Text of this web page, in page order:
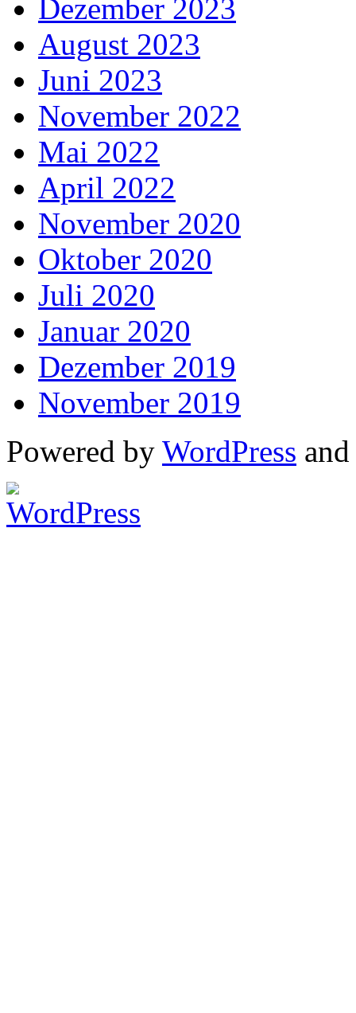
Dezember 2023
August 2023
Juni 2023
November 2022
Mai 2022
April 2022
November 2020
Oktober 2020
Juli 2020
Januar 2020
Dezember 2019
November 2019
Powered by WordPress